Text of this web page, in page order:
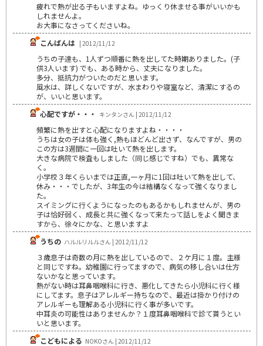
疲れで熱が出る子もいますよね。ゆっくり休ませる事がいいかも
しれませんよ。
お大事になさってくださいね。
こんばんは | 2012/11/12
うちの子達も、1人ずつ順番に熱を出してた時期ありました。(子
供3人います) でも、ある時から、丈夫になりました。
多分、抵抗力がついたのだと思います。
風水は、詳しくないですが、水まわりや寝室など、清潔にするの
が、いいと思います。
心配ですが・・・
キンタンさん | 2012/11/12
頻繁に熱を出すと心配になりますよね・・・・
うちは女の子は体も強く,熱もほどんど出さず、なんですが、男の
この方は3週間に一回は吐いて熱を出します。
大きな病院で検査もしました（同じ感じですね）でも、異常な
く。
小学校３年くらいまでは正直,一ヶ月に1回は吐いて熱を出して、
休み・・・でしたが、3年生の今は結構なくなって強くなりまし
た。
スイミングに行くようになったのもあるかもしれませんが、男の
子は恰好弱く、成長と共に強くなって来たって話しをよく聞きま
すから、徐々にかな、と思いますよ
うちの ハルルリルルさん | 2012/11/12
３歳息子は奇数の月に熱を出しているので、２ケ月に１度。主様
と同じですね。幼稚園に行ってますので、病気の移し合いは仕方
ないかなと思っています。
熱がない時は耳鼻咽喉科に行き、悪化してきたら小児科に行く様
にしてます。息子はアレルギー持ちなので、最近は掛かり付けの
アレルギーも理解ある小児科に行く事が多いです。
中耳炎の可能性はありませんか？１度耳鼻咽喉科で診て貰うとい
いと思います。
こどもによる NOKOさん | 2012/11/12